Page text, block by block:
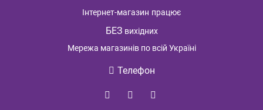
Інтернет-магазин працює
БЕЗ вихідних
Мережа магазинів по всій Україні
Телефон